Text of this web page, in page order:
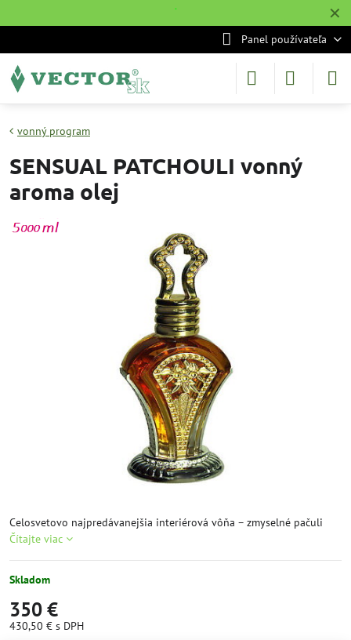
✕
˙
Panel používateľa
vonný program
SENSUAL PATCHOULI vonný
aroma olej
Celosvetovo najpredávanejšia interiérová vôňa – zmyselné pačuli
Čítajte viac
Skladom
350 €
430,50 € s DPH